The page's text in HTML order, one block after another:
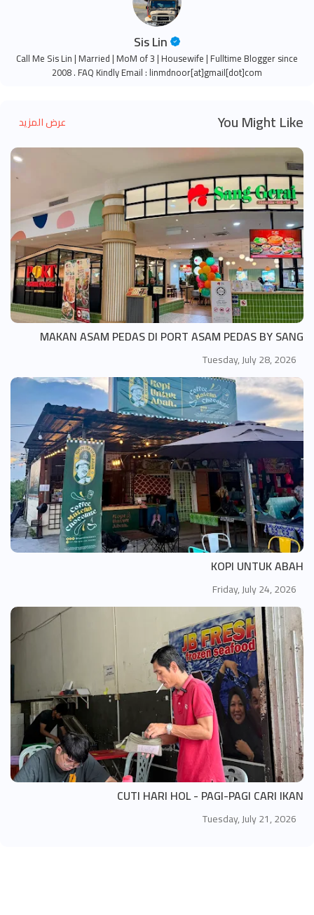
Sis Lin
Call Me Sis Lin | Married | MoM of 3 | Housewife | Fulltime Blogger since
2008 . FAQ Kindly Email : linmdnoor[at]gmail[dot]com
You Might Like عرض المزيد
MAKAN ASAM PEDAS DI PORT ASAM PEDAS BY SANG
Tuesday, July 28, 2026
KOPI UNTUK ABAH
Friday, July 24, 2026
CUTI HARI HOL - PAGI-PAGI CARI IKAN
Tuesday, July 21, 2026